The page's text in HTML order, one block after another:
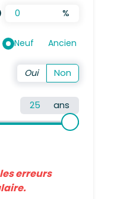
DÉFINI EST UNE
%
Neuf Ancien
de votre résidence
ans
erreurs